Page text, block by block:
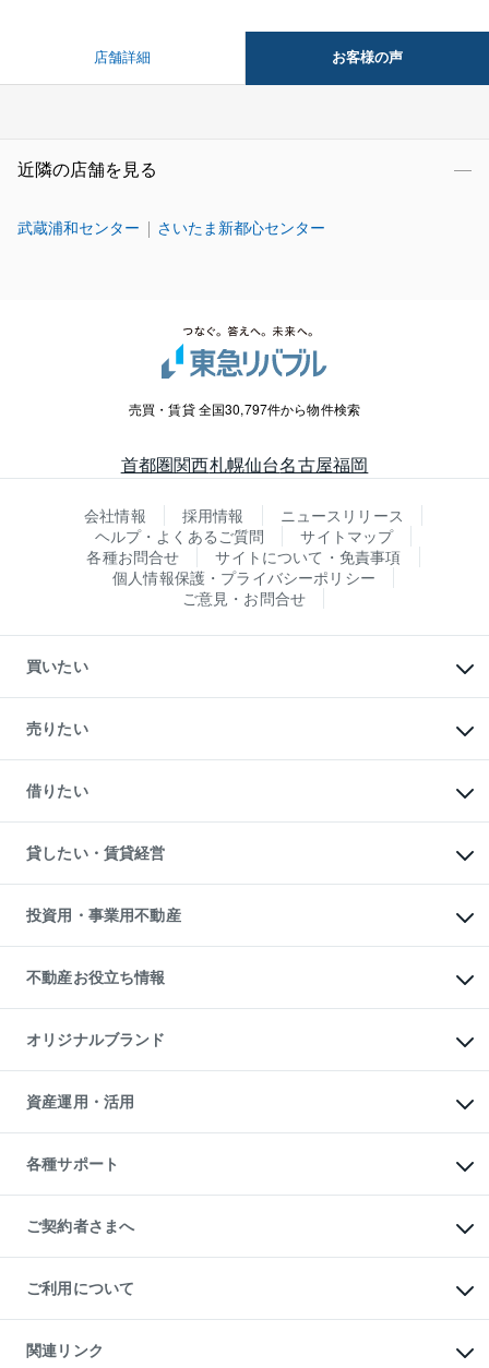
店舗詳細 お客様の声
近隣の店舗を見る
武蔵浦和センター さいたま新都心センター
売買・賃貸 全国30,797件から物件検索
首都圏関西札幌仙台名古屋福岡
会社情報 採用情報
ニュースリリース
ヘルプ・よくあるご質問
サイトマップ
各種お問合せ
サイトについて・免責事項
個人情報保護・プライバシーポリシー
ご意見・お問合せ
買いたい
新築・分譲マンションの購入
中古マンションの購入
一戸建ての購入
中古一戸建ての購入
不動産購入の流れ
注目キーワード物件特集
購入ガイド
English 繁体中文簡体中文
売りたい
一戸建ての売却・査定
土地の売却・査定
スピードAI査定
不動産査定について
不動産売却の流れ
不動産買換えの流れ
売却ガイド
借りたい
オフィス・店舗の賃貸
借りるときの流れ
借りるガイド
貸したい・賃貸経営
マンション賃料データ
賃貸管理プラン
リロケーションについて
貸すガイド
投資用・事業用不動産
事業用不動産
マンション投資
投資用マンション
アパート経営
収益物件
ビル購入（ビル一棟）
投資用不動産の売却査定
事業用不動産の売却査定
不動産お役立ち情報
マンションライブラリー
人気マンションランキング
暮らしに役立つ不動産メディア
不動産相場・不動産価格情報
不動産コラム・ニュース
不動産用語集
不動産なんでもネット相談室
住まいの税金
オリジナルブランド
一棟リノベーションマンション
L`GENTE（ルジェンテ）
区分リノベーションマンション
投資用一棟レジデンスWELL
不動産小口投資
LEGACIA（レガシア）
資産運用・活用
不動産M&A
アセットマネジメント・出資
各種サポート
相続サポート
リフォームサポート
ご契約者さまへ
ご紹介・再契約特典
入居者様専用-各種ご案内（賃貸）
東急こすもす会「こすもすWeb」
ご利用について
金融商品取引について
東急リバブル ソーシャルメディアポリシー
関連リンク